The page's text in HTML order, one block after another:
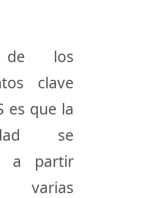
los
clave
es que la
se
a partir